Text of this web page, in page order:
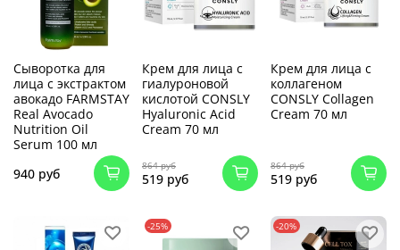
Сыворотка для
лица с экстрактом
авокадо FARMSTAY
Real Avocado
Nutrition Oil
Serum 100 мл
940 руб
Крем для лица с
гиалуроновой
кислотой CONSLY
Hyaluronic Acid
Cream 70 мл
864 руб
519 руб
Крем для лица с
коллагеном
CONSLY Collagen
Cream 70 мл
864 руб
519 руб
-25% -20%